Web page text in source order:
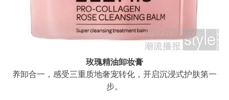
玫瑰精油卸妆膏
养卸合一，感受三重质地奢宠转化，开启沉浸式护肤第一
步。